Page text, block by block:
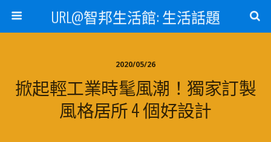
URL@智邦生活館: 生活話題
2020/05/26
掀起輕工業時髦風潮！獨家訂製
風格居所 4 個好設計